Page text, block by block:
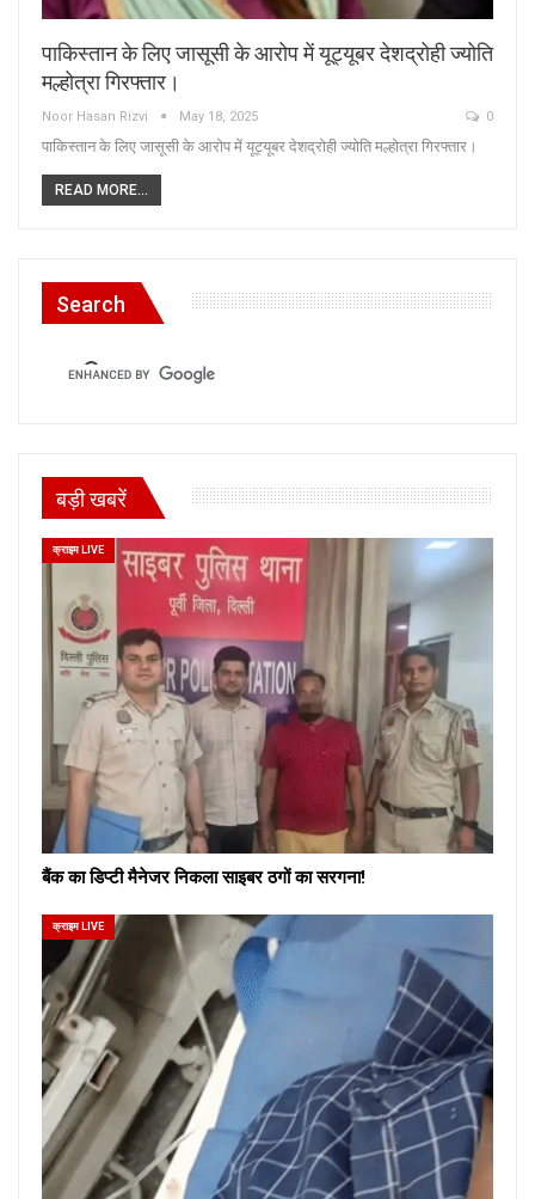
पाकिस्तान के लिए जासूसी के आरोप में यूट्यूबर देशद्रोही ज्योति
मल्होत्रा गिरफ्तार।
Noor Hasan Rizvi May 18, 2025 0
पाकिस्तान के लिए जासूसी के आरोप में यूट्यूबर देशद्रोही ज्योति मल्होत्रा गिरफ्तार।
READ MORE...
Search
बड़ी खबरें
क्राइम LIVE
बैंक का डिप्टी मैनेजर निकला साइबर ठगों का सरगना!
क्राइम LIVE